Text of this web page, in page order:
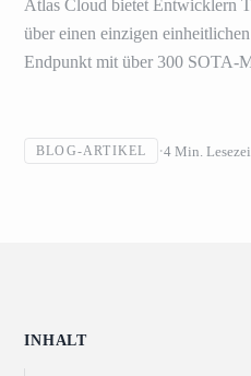
Atlas Cloud bietet Entwicklern
über einen einzigen
Endpunkt mit über 300 SOTA-
BLOG-ARTIKEL 4 Min.
INHALT